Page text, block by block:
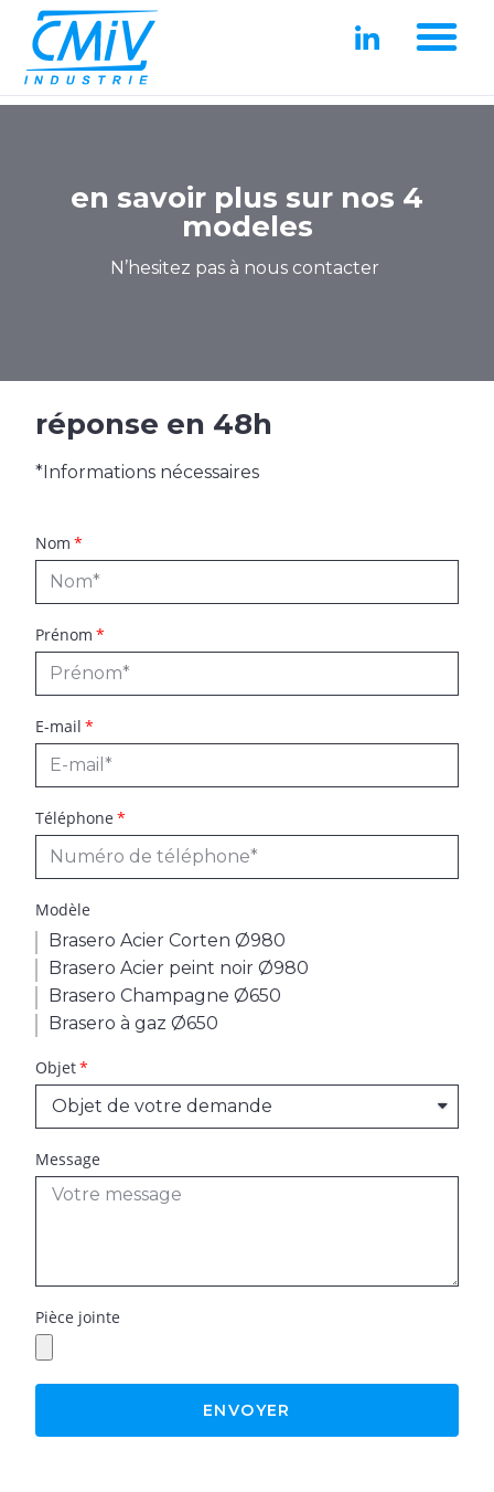
en savoir plus sur nos 4
modeles
N’hesitez pas à nous contacter
réponse en 48h
*Informations nécessaires
Nom
Prénom
E-mail
Téléphone
Modèle
Brasero Acier Corten Ø980
Brasero Acier peint noir Ø980
Brasero Champagne Ø650
Brasero à gaz Ø650
Objet
Message
Pièce jointe
ENVOYER